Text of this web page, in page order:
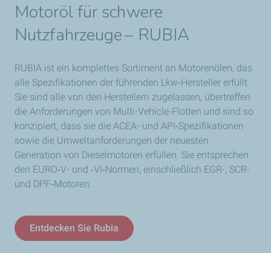
Motoröl für schwere
Nutzfahrzeuge – RUBIA
RUBIA ist ein komplettes Sortiment an Motorenölen, das
alle Spezifikationen der führenden Lkw‑Hersteller erfüllt.
Sie sind alle von den Herstellern zugelassen, übertreffen
die Anforderungen von Multi-Vehicle-Flotten und sind so
konzipiert, dass sie die ACEA- und API‑Spezifikationen
sowie die Umweltanforderungen der neuesten
Generation von Dieselmotoren erfüllen. Sie entsprechen
den EURO‑V- und ‑VI‑Normen, einschließlich EGR-, SCR-
und DPF‑Motoren.
Entdecken Sie Rubia